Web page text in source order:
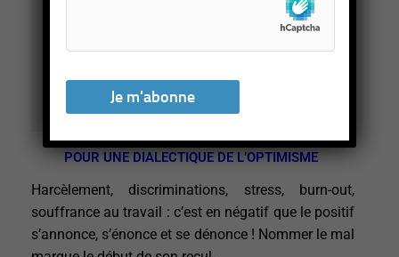
photo : @Pixabay - GraphicMama-Team
POUR UNE DIALECTIQUE DE L’OPTIMISME
Harcèlement, discriminations, stress, burn-out,
souffrance au travail : c’est en négatif que le positif
s’annonce, s’énonce et se dénonce ! Nommer le mal